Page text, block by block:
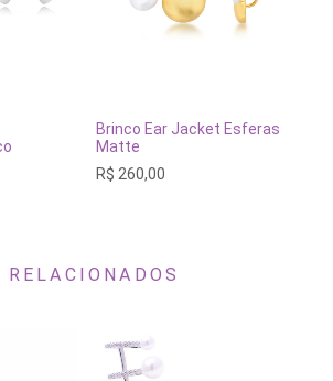
ESGOTADO
Brinco Ear Jacket Esferas
Matte
R$ 260,00
RELACIONADOS